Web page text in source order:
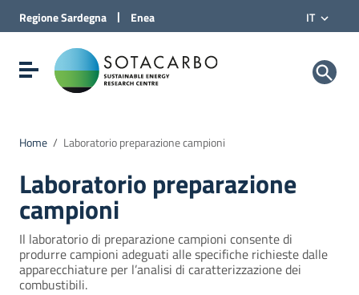
Vai al Contenuto
Vai alla navigazione del sito
Vai al Footer
RegioneSardegna | Enea IT
Visualizza/nascondi menu di navigazioneSotacarbo SpA
Home / Laboratorio preparazione campioni
Laboratorio preparazione
campioni
Il laboratorio di preparazione campioni consente di
produrre campioni adeguati alle specifiche richieste dalle
apparecchiature per l’analisi di caratterizzazione dei
combustibili.